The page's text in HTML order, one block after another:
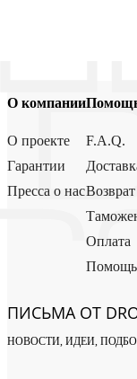
О компании
О проекте
Гарантии
Пресса о нас
F.A.Q.
Оплата
Помощь
ПИСЬМА ОТ
НОВОСТИ, ИДЕИ,